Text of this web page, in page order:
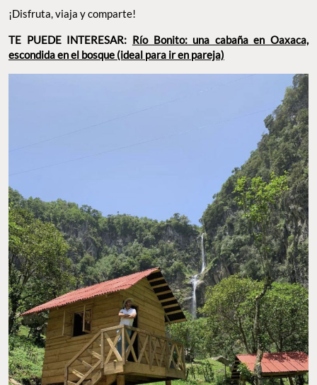
¡Disfruta, viaja y comparte!
TE PUEDE INTERESAR: Río Bonito: una cabaña en Oaxaca,
escondida en el bosque (ideal para ir en pareja)